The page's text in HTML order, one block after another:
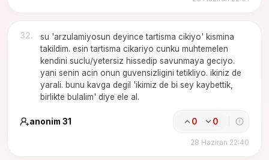
32.
su 'arzulamiyosun deyince tartisma cikiyo' kismina
takildim. esin tartisma cikariyo cunku muhtemelen
kendini suclu/yetersiz hissedip savunmaya geciyo.
yani senin acin onun guvensizligini tetikliyo. ikiniz de
yarali. bunu kavga degil 'ikimiz de bi sey kaybettik,
birlikte bulalim' diye ele al.
anonim 31 0 0
28 Haziran 22:40